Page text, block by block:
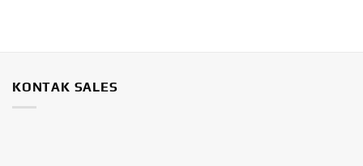
KONTAK SALES